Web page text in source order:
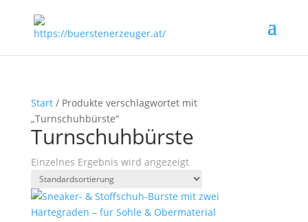
Start/ Produkte verschlagwortet mit
„Turnschuhbürste“
Turnschuhbürste
Einzelnes Ergebnis wird angezeigt